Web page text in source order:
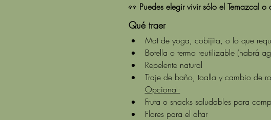
👀 Puedes elegir vivir sólo el Temazcal
Qué traer
Mat de yoga, cobijita, o lo que
Botella o termo reutilizable (habrá
Repelente natural
Traje de baño, toalla y cambio de
Opcional:
Fruta o snacks saludables para
Flores para el altar